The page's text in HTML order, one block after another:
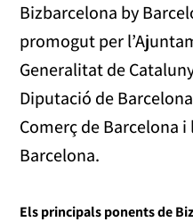
Bizbarcelona by
promogut per
Generalitat de
Diputació de
Comerç de Barcelona
Barcelona.
Els principals ponents de